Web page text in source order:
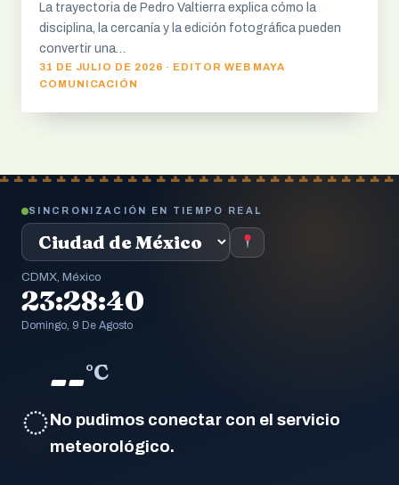
La trayectoria de Pedro Valtierra explica cómo la
disciplina, la cercanía y la edición fotográfica pueden
convertir una…
31 DE JULIO DE 2026 · EDITOR WEB MAYA
COMUNICACIÓN
SINCRONIZACIÓN EN TIEMPO REAL
CDMX, México
23:28:41
Domingo, 9 De Agosto
◌
--°C
No pudimos conectar con el servicio
meteorológico.